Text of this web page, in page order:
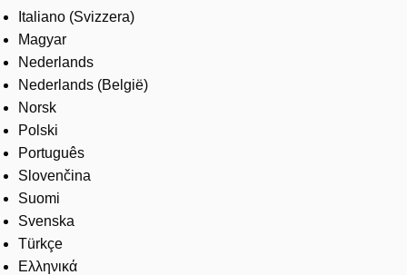
Italiano (Svizzera)
Magyar
Nederlands
Nederlands (België)
Norsk
Polski
Português
Slovenčina
Suomi
Svenska
Türkçe
Ελληνικά